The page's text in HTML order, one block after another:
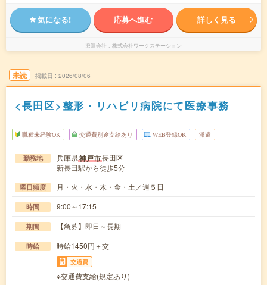
気になる! 応募へ進む 詳しく見る
派遣会社 株式会社ワークステーション
未読 掲載日 2026/08/06
<長田区>整形・リハビリ病院にて医療事務
職種未経験OK 交通費別途支給あり WEB登録OK 派遣
勤務地 兵庫県神戸市長田区
新長田駅から徒歩5分
曜日頻度 月・火・水・木・金・土／週５日
時間 9:00～17:15
期間 【急募】即日～長期
時給 時給1450円＋交
交通費
※交通費支給(規定あり)